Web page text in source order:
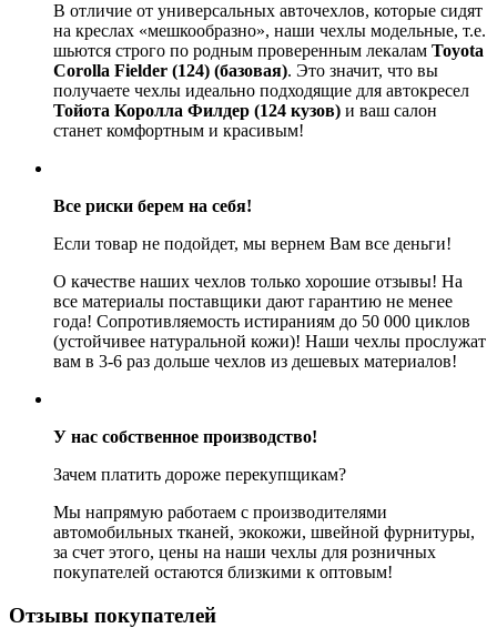
В отличие от универсальных авточехлов, которые сидят
на креслах «мешкообразно», наши чехлы модельные, т.е.
шьются строго по родным проверенным лекалам Toyota
Corolla Fielder (124) (базовая). Это значит, что вы
получаете чехлы идеально подходящие для автокресел
Тойота Королла Филдер (124 кузов) и ваш салон
станет комфортным и красивым!
Все риски берем на себя!
Если товар не подойдет, мы вернем Вам все деньги!
О качестве наших чехлов только хорошие отзывы! На
все материалы поставщики дают гарантию не менее
года! Сопротивляемость истираниям до 50 000 циклов
(устойчивее натуральной кожи)! Наши чехлы прослужат
вам в 3-6 раз дольше чехлов из дешевых материалов!
У нас собственное производство!
Зачем платить дороже перекупщикам?
Мы напрямую работаем с производителями
автомобильных тканей, экокожи, швейной фурнитуры,
за счет этого, цены на наши чехлы для розничных
покупателей остаются близкими к оптовым!
Отзывы покупателей